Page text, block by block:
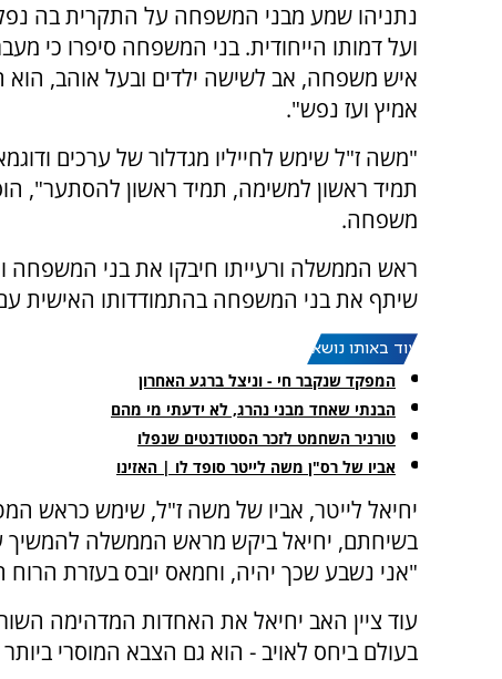
נתניהו שמע מבני המשפחה על התקרית בה
ועל דמותו הייחודית. בני המשפחה סיפרו כי
איש משפחה, אב לשישה ילדים ובעל אוהב, הוא
אמיץ ועז נפש".
"משה ז"ל שימש לחייליו מגדלור של ערכים
תמיד ראשון למשימה, תמיד ראשון להסתער",
משפחה.
ראש הממשלה ורעייתו חיבקו את בני המשפחה
שיתף את בני המשפחה בהתמודדותו האישית עם
עוד באותו נושא:
המפקד שנקבר חי - וניצל ברגע האחרון
הבנתי שאחד מבני נהרג, לא ידעתי מי מהם
טורניר השחמט לזכר הסטודנטים שנפלו
אביו של רס"ן משה לייטר סופד לו | האזינו
יחיאל לייטר, אביו של משה ז"ל, שימש כראש
בשיחתם, יחיאל ביקש מראש הממשלה להמשיך
"אני נשבע שכך יהיה, וחמאס יובס בעזרת הרוח
עוד ציין האב יחיאל את האחדות המדהימה
בעולם ביחס לאויב - הוא גם הצבא המוסרי